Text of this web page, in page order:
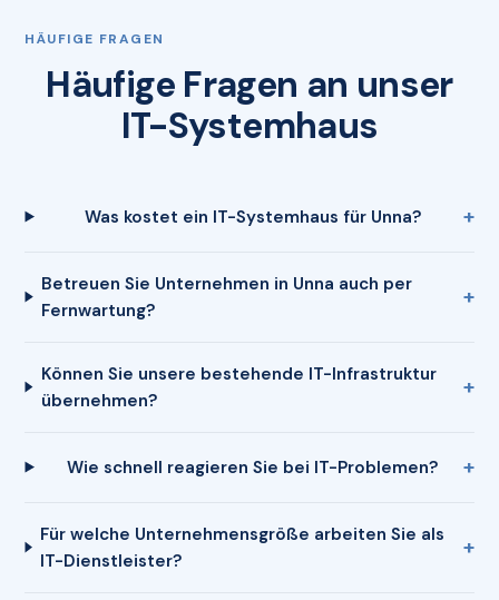
HÄUFIGE FRAGEN
Häufige Fragen an unser
IT-Systemhaus
Was kostet ein IT-Systemhaus für Unna?
Betreuen Sie Unternehmen in Unna auch per
Fernwartung?
Können Sie unsere bestehende IT-Infrastruktur
übernehmen?
Wie schnell reagieren Sie bei IT-Problemen?
Für welche Unternehmensgröße arbeiten Sie als
IT-Dienstleister?